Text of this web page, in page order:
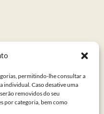
permitindo-lhe consultar a
individual. Caso desative uma
removidos do seu
por categoria, bem como